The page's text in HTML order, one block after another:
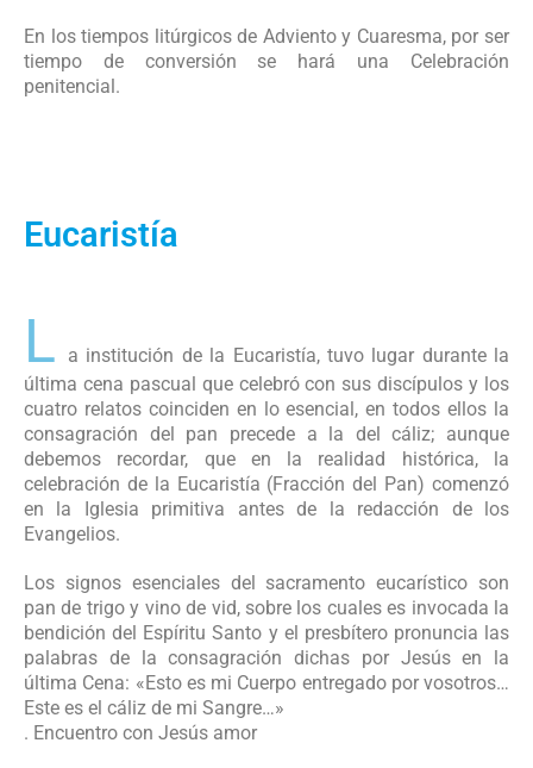
En los tiempos litúrgicos de Adviento y Cuaresma, por ser
tiempo de conversión se hará una Celebración
penitencial.
Eucaristía
L
a institución de la Eucaristía, tuvo lugar durante la
última cena pascual que celebró con sus discípulos y los
cuatro relatos coinciden en lo esencial, en todos ellos la
consagración del pan precede a la del cáliz; aunque
debemos recordar, que en la realidad histórica, la
celebración de la Eucaristía (Fracción del Pan) comenzó
en la Iglesia primitiva antes de la redacción de los
Evangelios.
Los signos esenciales del sacramento eucarístico son
pan de trigo y vino de vid, sobre los cuales es invocada la
bendición del Espíritu Santo y el presbítero pronuncia las
palabras de la consagración dichas por Jesús en la
última Cena: «Esto es mi Cuerpo entregado por vosotros…
Este es el cáliz de mi Sangre…»
. Encuentro con Jesús amor